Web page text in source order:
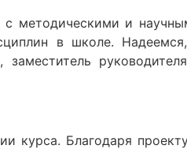
методическими и
в школе.
Благодаря